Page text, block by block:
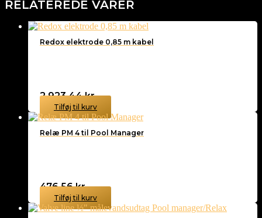
RELATEREDE VARER
Redox elektrode 0,85 m kabel
2.923,44kr.
Tilføj til kurv
Relæ PM 4 til Pool Manager
476,56kr.
Tilføj til kurv